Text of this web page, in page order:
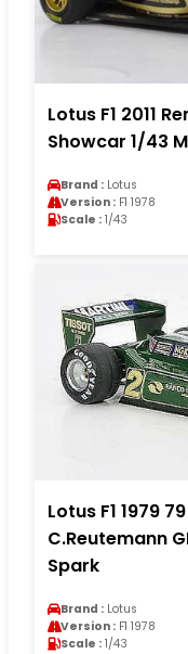
Lotus F1 2011
Showcar 1/43
Brand : Lotus
Version : F1 1978
Scale : 1/43
Lotus F1 1979
C.Reutemann
Spark
Brand : Lotus
Version : F1 1978
Scale : 1/43